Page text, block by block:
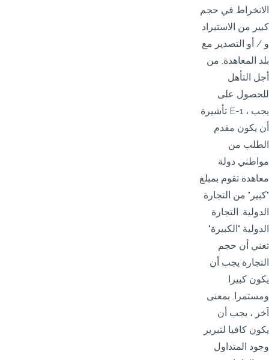
الانخراط في حجم
كبير من الاستيراد
و / أو التصدير مع
بلد المعاهدة. من
أجل التأهل
للحصول على
تأشيرة E-1 ، يجب
أن يكون مقدم
الطلب من
مواطني دولة
معاهدة تقوم بمبلغ
"كبير" من التجارة
الدولية. التجارة
الدولية "الكبيرة"
تعني أن حجم
التجارة يجب أن
يكون كبيرا
ومستمرا. بمعنى
آخر ، يجب أن
يكون كافيا لتبرير
وجود المتداول